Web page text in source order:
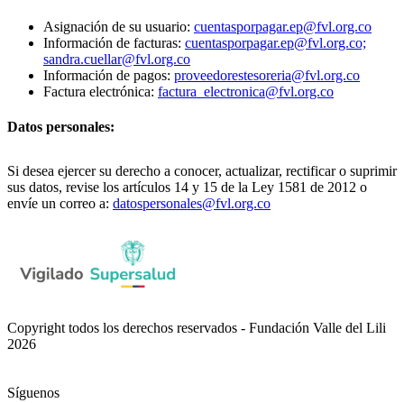
Asignación de su usuario: cuentasporpagar.ep@fvl.org.co
Información de facturas: cuentasporpagar.ep@fvl.org.co;
sandra.cuellar@fvl.org.co
Información de pagos: proveedorestesoreria@fvl.org.co
Factura electrónica: factura_electronica@fvl.org.co
Datos personales:
Si desea ejercer su derecho a conocer, actualizar, rectificar o suprimir
sus datos, revise los artículos 14 y 15 de la Ley 1581 de 2012 o
envíe un correo a: datospersonales@fvl.org.co
Copyright todos los derechos reservados - Fundación Valle del Lili
2026
Síguenos